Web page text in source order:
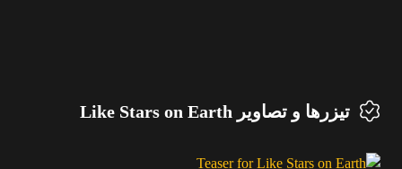
تیزرها و تصاویر Like Stars on Earth